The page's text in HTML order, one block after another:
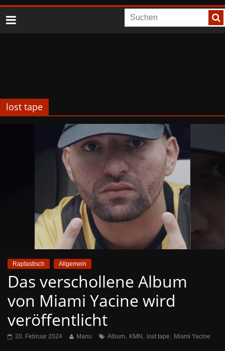
lost tape
Raptastisch Allgemein
Das verschollene Album
von Miami Yacine wird
veröffentlicht
20. Februar 2024 Manu Album, KMN , lost tape, Miami Yacine